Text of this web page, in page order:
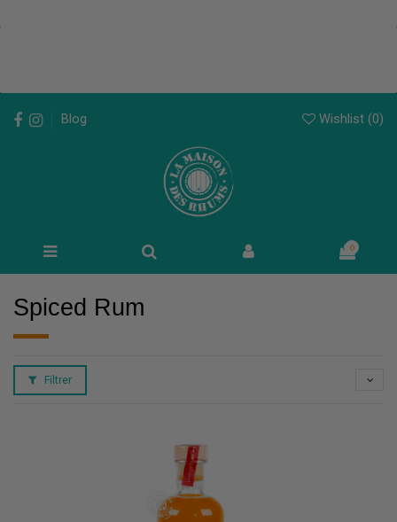
Blog Wishlist (0)
0
Spiced Rum
Filtrer